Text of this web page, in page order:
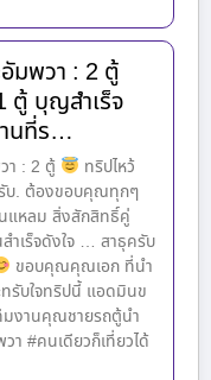
มพวา : 2 ตู้
ตู้ บุญสำเร็จ
นที่ร…
า : 2 ตู้
ทริปไหว้
รับ. ต้องขอบคุณทุกๆ
แหลม สิ่งสักสิทธิ์คู่
ำเร็จดังใจ … สาธุครับ
ขอบคุณคุณเอก ที่นำ
รับใจทริปนี้ แอดมินข
งานคุณชายรถตู้นำ
า #คนเดียวก็เที่ยวได้